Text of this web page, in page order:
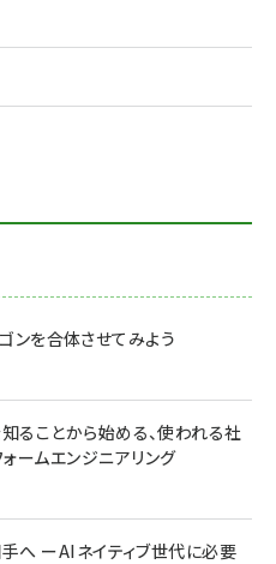
ンを合体させてみよう
知ることから始める、使われる社
ームエンジニアリング
へ ーAIネイティブ世代に必要